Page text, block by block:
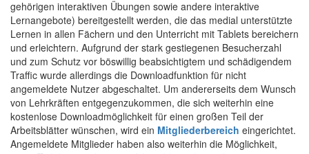
gehörigen interaktiven Übungen sowie andere interaktive
Lernangebote) bereitgestellt werden, die das medial unterstützte
Lernen in allen Fächern und den Unterricht mit Tablets bereichern
und erleichtern. Aufgrund der stark gestiegenen Besucherzahl
und zum Schutz vor böswillig beabsichtigtem und schädigendem
Traffic wurde allerdings die Downloadfunktion für nicht
angemeldete Nutzer abgeschaltet. Um andererseits dem Wunsch
von Lehrkräften entgegenzukommen, die sich weiterhin eine
kostenlose Downloadmöglichkeit für einen großen Teil der
Arbeitsblätter wünschen, wird ein Mitgliederbereich eingerichtet.
Angemeldete Mitglieder haben also weiterhin die Möglichkeit,